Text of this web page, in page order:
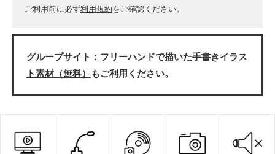
ご利用前に必ず利用規約をご確認ください。
グループサイト： フリーハンドで描いた手書きイラス
ト素材（無料）
もご利用ください。